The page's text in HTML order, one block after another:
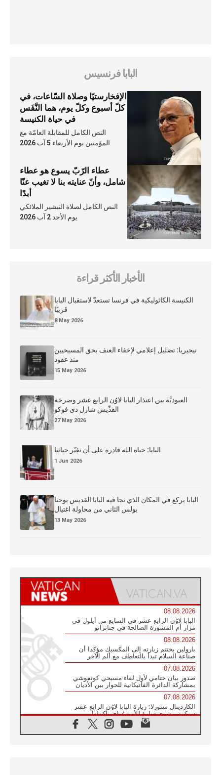
البابا فرنسيس
الإفخارستيّا وصلاة السّاعات، في
كلّ أسبوع وكلّ يوم، هما النَّفَس
في حياة الكنيسة
النص الكامل للمقابلة العامّة مع
المؤمنين يوم الأربعاء 5 آب 2026
عطاء الرّبّ يسوع هو عطاء
شامل، وأنّ عنايته بنا لا تغيب عنّا
أبدًا
النص الكامل لصلاة التبشير الملائكي
يوم الأحد 2 آب 2026
الأخبار الأكثر قراءة
الكنيسة الكاثوليكية في فرنسا تستعدّ لاستقبال البابا
قريبًا
8 May 2026
نيجيريا: تضليل إعلامي لإخفاء العنف بحق المسيحيين
منذ عقود
15 May 2026
العبوديَّة بين اعتذار البابا لاوُن الرابع عشر وصرخة
القدِّيس شارل دي فوكو
27 May 2026
البابا: حياة الله قادرة على أن تغيّر حياتنا
1 Jun 2026
البابا يركع في المكان الذي نجا فيه البابا القديس يوحنا
بولس الثاني من محاولة اغتيال
13 May 2026
08.08.2026
البابا لاوُن الرابع عشر في السابع من أيلول في
مزار أم المشورة الصالحة في جناتزانو
08.08.2026
بارولين يختتم زيارته إلى المكسيك مؤكدا أن
صناعة السلام تبدأ بالتعاطف مع ألم الآخر
07.08.2026
صدور بيان ختامي لأول لقاء مسيحي كونفوشي
بمشاركة الدائرة الفاتيكانية للحوار بين الأديان
07.08.2026
الكاردينال ستورلا: زيارة البابا لاوُن الرابع عشر
ستكون بشرى سارة للأوروغواي بأكملها
الفاتيكان يعلن برنامج الزيارة الرسولية للبابا لاوُن